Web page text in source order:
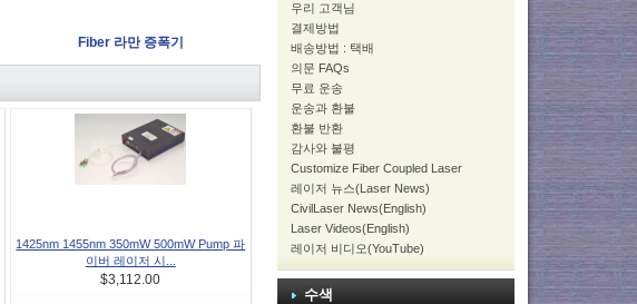
Fiber 라만 증폭기
1425nm 1455nm 350mW 500mW Pump 파
이버 레이저 시...
$3,112.00
우리 고객님
결제방법
배송방법 : 택배
의문 FAQs
무료 운송
운송과 환불
환불 반환
감사와 불평
Customize Fiber Coupled Laser
레이저 뉴스(Laser News)
CivilLaser News(English)
Laser Videos(English)
레이저 비디오(YouTube)
수색